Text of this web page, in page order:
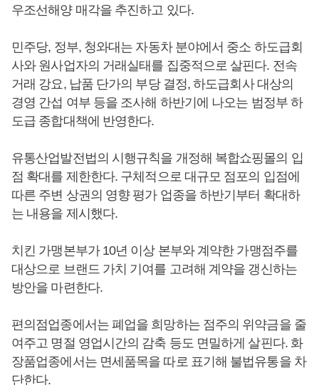
우조선해양 매각을 추진하고 있다.
민주당, 정부, 청와대는 자동차 분야에서 중소 하도급회
사와 원사업자의 거래실태를 집중적으로 살핀다. 전속
거래 강요, 납품 단가의 부당 결정, 하도급회사 대상의
경영 간섭 여부 등을 조사해 하반기에 나오는 범정부 하
도급 종합대책에 반영한다.
유통산업발전법의 시행규칙을 개정해 복합쇼핑몰의 입
점 확대를 제한한다. 구체적으로 대규모 점포의 입점에
따른 주변 상권의 영향 평가 업종을 하반기부터 확대하
는 내용을 제시했다.
치킨 가맹본부가 10년 이상 본부와 계약한 가맹점주를
대상으로 브랜드 가치 기여를 고려해 계약을 갱신하는
방안을 마련한다.
편의점업종에서는 폐업을 희망하는 점주의 위약금을 줄
여주고 명절 영업시간의 감축 등도 면밀하게 살핀다. 화
장품업종에서는 면세품목을 따로 표기해 불법유통을 차
단한다.